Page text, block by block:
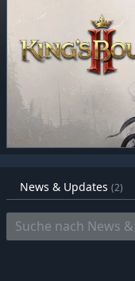
News & Updates (2)